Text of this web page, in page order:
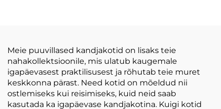
kohandatav
Meie puuvillased kandjakotid on lisaks teie
nahakollektsioonile, mis ulatub kaugemale
igapäevasest praktilisusest ja rõhutab teie muret
keskkonna pärast. Need kotid on mõeldud nii
ostlemiseks kui reisimiseks, kuid neid saab
kasutada ka igapäevase kandjakotina. Kuigi kotid